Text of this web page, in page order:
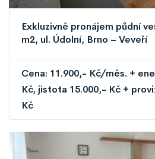
Exkluzivně pronájem půdní
m2, ul. Údolní, Brno – Veveří
Cena: 11.900,- Kč/měs. +
Kč, jistota 15.000,- Kč +
Kč